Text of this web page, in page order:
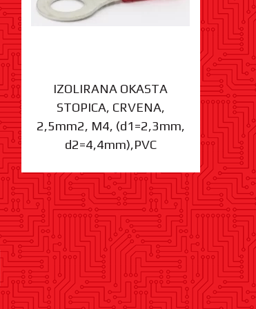
IZOLIRANA OKASTA
STOPICA, CRVENA,
2,5mm2, M4, (d1=2,3mm,
d2=4,4mm),PVC